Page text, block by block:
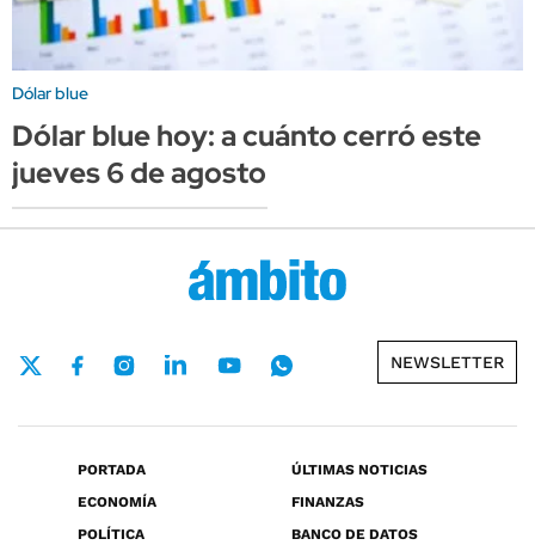
Dólar blue
Dólar blue hoy: a cuánto cerró este
jueves 6 de agosto
NEWSLETTER
PORTADA
ÚLTIMAS NOTICIAS
ECONOMÍA
FINANZAS
POLÍTICA
BANCO DE DATOS